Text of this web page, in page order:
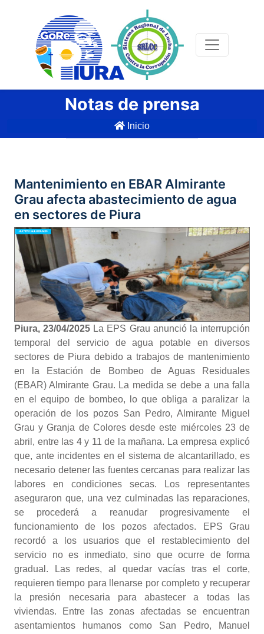
Notas de prensa
Inicio
Mantenimiento en EBAR Almirante
Grau afecta abastecimiento de agua
en sectores de Piura
Piura, 23/04/2025 La EPS Grau anunció la interrupción
temporal del servicio de agua potable en diversos
sectores de Piura debido a trabajos de mantenimiento
en la Estación de Bombeo de Aguas Residuales
(EBAR) Almirante Grau. La medida se debe a una falla
en el equipo de bombeo, lo que obliga a paralizar la
operación de los pozos San Pedro, Almirante Miguel
Grau y Granja de Colores desde este miércoles 23 de
abril, entre las 4 y 11 de la mañana. La empresa explicó
que, ante incidentes en el sistema de alcantarillado, es
necesario detener las fuentes cercanas para realizar las
labores en condiciones secas. Los representantes
aseguraron que, una vez culminadas las reparaciones,
se procederá a reanudar progresivamente el
funcionamiento de los pozos afectados. EPS Grau
recordó a los usuarios que el restablecimiento del
servicio no es inmediato, sino que ocurre de forma
gradual. Las redes, al quedar vacías tras el corte,
requieren tiempo para llenarse por completo y recuperar
la presión necesaria para abastecer a todas las
viviendas. Entre las zonas afectadas se encuentran
asentamientos humanos como San Pedro, Manuel